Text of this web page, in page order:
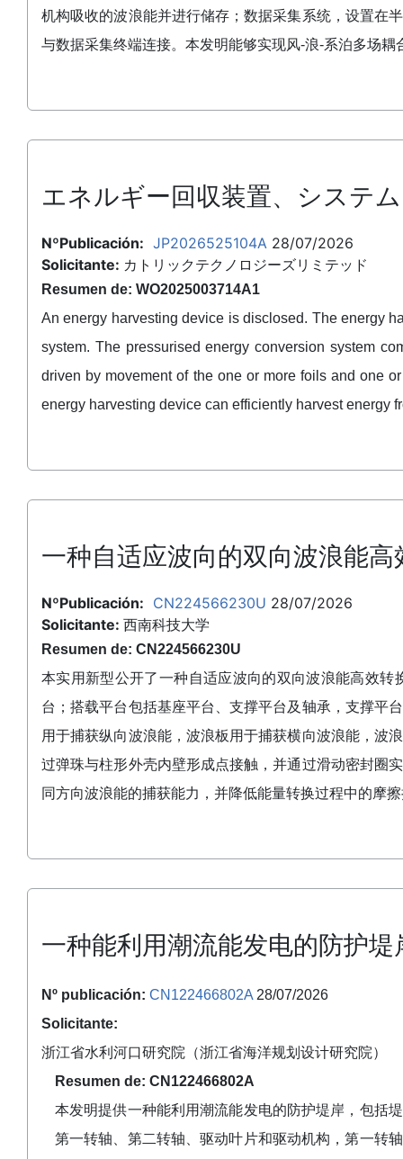
机构吸收的波浪能并进行储存；数据采集系统，设置在
与数据采集终端连接。本发明能够实现风‑浪‑系泊多场
エネルギー回収装置、システ
NºPublicación: JP2026525104A 28/07/2026
Solicitante: カトリックテクノロジーズリミテッド
Resumen de: WO2025003714A1
An energy harvesting device is disclosed. The energy
system. The pressurised energy conversion system
driven by movement of the one or more foils and one
energy harvesting device can efficiently harvest energy
一种自适应波向的双向波浪能高
NºPublicación: CN224566230U 28/07/2026
Solicitante: 西南科技大学
Resumen de: CN224566230U
本实用新型公开了一种自适应波向的双向波浪能高效
台；搭载平台包括基座平台、支撑平台及轴承，支撑平
用于捕获纵向波浪能，波浪板用于捕获横向波浪能，波
过弹珠与柱形外壳内壁形成点接触，并通过滑动密封圈
同方向波浪能的捕获能力，并降低能量转换过程中的摩
一种能利用潮流能发电的防护堤
Nº publicación: CN122466802A 28/07/2026
Solicitante:
浙江省水利河口研究院（浙江省海洋规划设计研究院）
Resumen de: CN122466802A
本发明提供一种能利用潮流能发电的防护堤岸，包括
第一转轴、第二转轴、驱动叶片和驱动机构，第一转